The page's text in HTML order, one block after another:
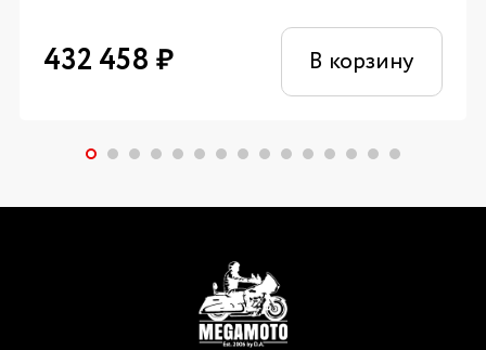
432 458 ₽ В корзину